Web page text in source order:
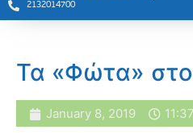
2132014700
Τα «Φώτα»
January 8, 2019